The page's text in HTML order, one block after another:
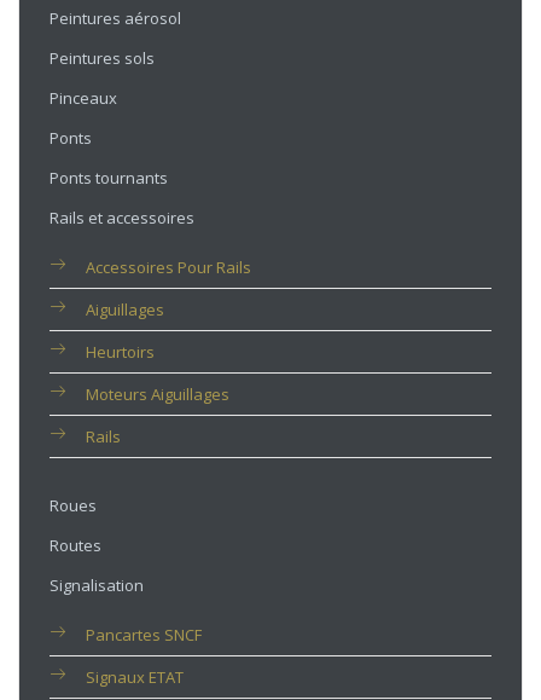
Peintures aérosol
Peintures sols
Pinceaux
Ponts
Ponts tournants
Rails et accessoires
Accessoires Pour Rails
Aiguillages
Heurtoirs
Moteurs Aiguillages
Rails
Roues
Routes
Signalisation
Pancartes SNCF
Signaux ETAT